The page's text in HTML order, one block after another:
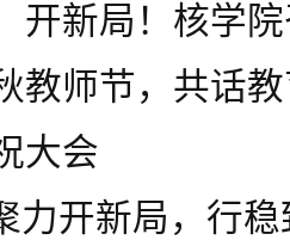
开新局！核学
教师节，共话
大会
力开新局，行